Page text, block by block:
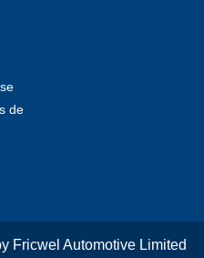
de
Fricwel Automotive Limited